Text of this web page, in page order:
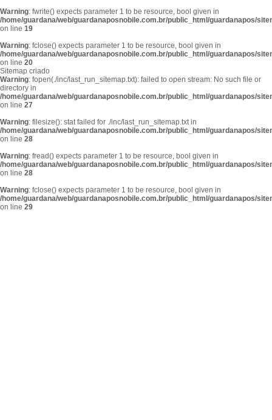
Warning: fwrite() expects parameter 1 to be resource, bool given in
/home/guardana/web/guardanaposnobile.com.br/public_html/guardanapos/
on line 19
Warning: fclose() expects parameter 1 to be resource, bool given in
/home/guardana/web/guardanaposnobile.com.br/public_html/guardanapos/
on line 20
Sitemap criado
Warning: fopen(./inc/last_run_sitemap.txt): failed to open stream: No such file or
directory in
/home/guardana/web/guardanaposnobile.com.br/public_html/guardanapos/
on line 27
Warning: filesize(): stat failed for ./inc/last_run_sitemap.txt in
/home/guardana/web/guardanaposnobile.com.br/public_html/guardanapos/
on line 28
Warning: fread() expects parameter 1 to be resource, bool given in
/home/guardana/web/guardanaposnobile.com.br/public_html/guardanapos/
on line 28
Warning: fclose() expects parameter 1 to be resource, bool given in
/home/guardana/web/guardanaposnobile.com.br/public_html/guardanapos/
on line 29